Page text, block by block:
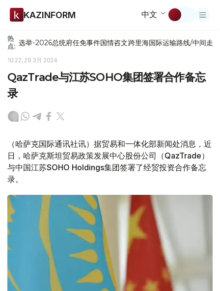
KAZINFORM 中文
热
点: 选举-2026总统府任免事件国情咨文跨里海国际运输路线/中间走廊
10:22, 29 3月 2024
QazTrade与江苏SOHO集团签署合作备忘
录
（哈萨克国际通讯社讯）据贸易和一体化部新闻处消息，近
日，哈萨克斯坦贸易政策发展中心股份公司（QazTrade）
与中国江苏SOHO Holdings集团签署了经贸投资合作备忘
录。